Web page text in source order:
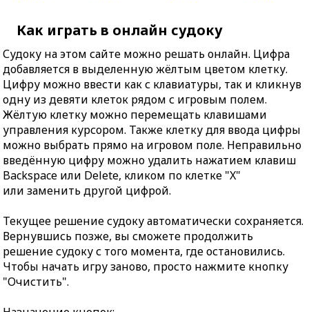
Как играть в онлайн судоку
Судоку на этом сайте можно решать онлайн. Цифра
добавляется в выделенную жёлтым цветом клетку.
Цифру можно ввести как с клавиатуры, так и кликнув
одну из девяти клеток рядом с игровым полем.
Жёлтую клетку можно перемещать клавишами
управления курсором. Также клетку для ввода цифры
можно выбрать прямо на игровом поле. Неправильно
введённую цифру можно удалить нажатием клавиш
Backspace или Delete, кликом по клетке "X"
или заменить другой цифрой.
Текущее решение судоку автоматически сохраняется.
Вернувшись позже, вы сможете продолжить
решение судоку с того момента, где остановились.
Чтобы начать игру заново, просто нажмите кнопку
"Очистить".